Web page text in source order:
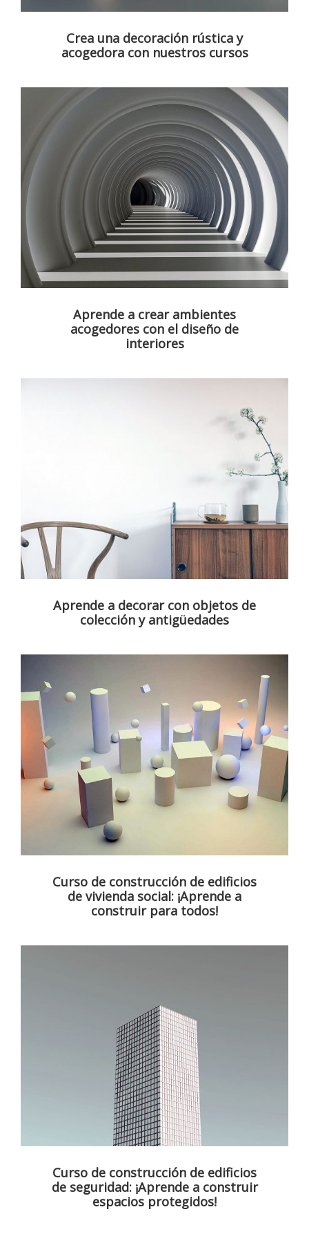
Crea una decoración rústica y
acogedora con nuestros cursos
Aprende a crear ambientes
acogedores con el diseño de
interiores
Aprende a decorar con objetos de
colección y antigüedades
Curso de construcción de edificios
de vivienda social: ¡Aprende a
construir para todos!
Curso de construcción de edificios
de seguridad: ¡Aprende a construir
espacios protegidos!